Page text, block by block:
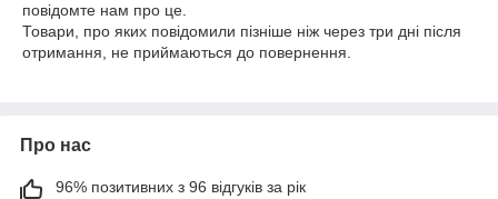
повідомте нам про це.
Товари, про яких повідомили пізніше ніж через три дні після
отримання, не приймаються до повернення.
Про нас
96% позитивних з 96 відгуків за рік